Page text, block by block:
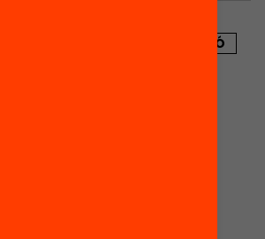
PUBLICACIÓ